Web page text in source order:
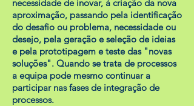
necessidade de inovar, à criação da nova
aproximação, passando pela identificação
do desafio ou problema, necessidade ou
desejo, pela geração e seleção de ideias
e pela prototipagem e teste das "novas
soluções". Quando se trata de processos
a equipa pode mesmo continuar a
participar nas fases de integração de
processos.